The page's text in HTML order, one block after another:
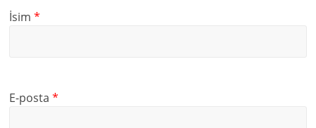
İsim*
E-posta*